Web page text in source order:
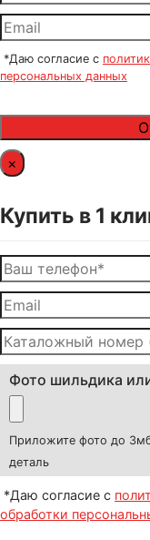
*Даю согласие с
персональных данных
×
Купить в 1
Фото шильдика
Приложите фото до
деталь
*Даю согласие с
обработки